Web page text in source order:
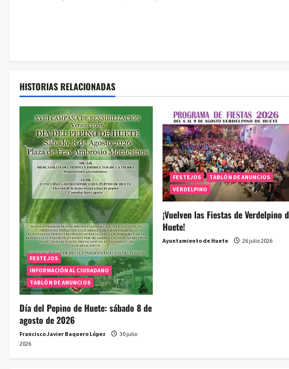
c
i
ó
n
d
e
e
n
t
r
a
d
a
s
HISTORIAS RELACIONADAS
FESTEJOS
INFORMACIÓN AL CIUDADANO
TABLÓN DE ANUNCIOS
Día del Pepino de Huete: sábado 8 de
agosto de 2026
Francisco Javier Baquero López
30 julio
2026
FESTEJOS
TABLÓN DE ANUNCIOS
VERDELPINO
¡Vuelven las Fiestas de Verdelpino
Huete!
Ayuntamiento de Huete 26 julio 2026